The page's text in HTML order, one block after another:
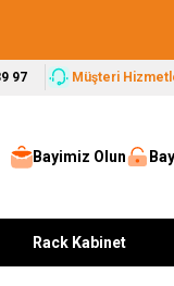
97 Müşteri
Bayimiz Olun
Rack Kabinet